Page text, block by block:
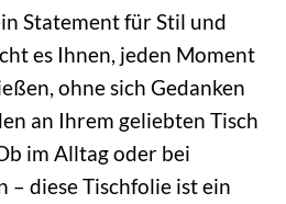
Statement für Stil und
es Ihnen, jeden Moment
ohne sich Gedanken
an Ihrem geliebten Tisch
im Alltag oder bei
– diese Tischfolie ist ein